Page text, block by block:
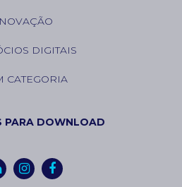
DIGITAIS
CATEGORIA
PARA DOWNLOAD